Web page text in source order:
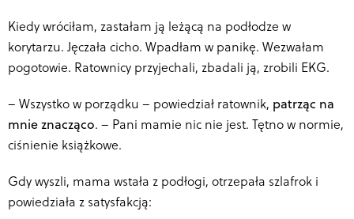
Kiedy wróciłam, zastałam ją leżącą na podłodze w
korytarzu. Jęczała cicho. Wpadłam w panikę. Wezwałam
pogotowie. Ratownicy przyjechali, zbadali ją, zrobili EKG.
– Wszystko w porządku – powiedział ratownik, patrząc na
mnie znacząco. – Pani mamie nic nie jest. Tętno w normie,
ciśnienie książkowe.
Gdy wyszli, mama wstała z podłogi, otrzepała szlafrok i
powiedziała z satysfakcją: